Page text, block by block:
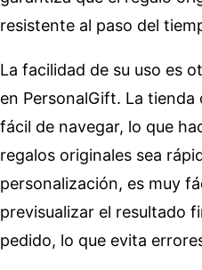
resistente al paso del
La facilidad de su uso es
en PersonalGift. La
fácil de navegar, lo que
regalos originales sea
personalización, es muy
previsualizar el resultado
pedido, lo que evita